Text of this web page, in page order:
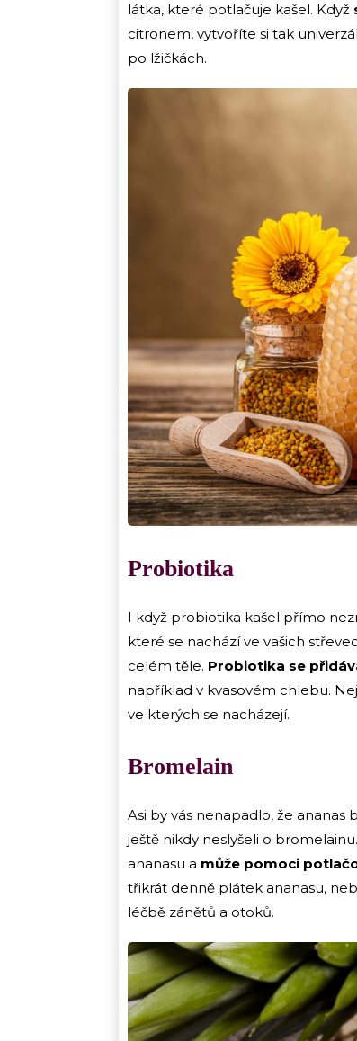
látka, které potlačuje kašel. Když
citronem, vytvoříte si tak
po lžičkách.
Probiotika
I když probiotika kašel přímo
které se nachází ve vašich
celém těle. Probiotika se
například v kvasovém chlebu.
ve kterých se nacházejí.
Bromelain
Asi by vás nenapadlo, že
ještě nikdy neslyšeli o
ananasu a může pomoci
třikrát denně plátek ananasu,
léčbě zánětů a otoků.